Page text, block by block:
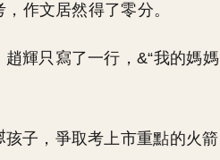
，作文居然得了零分。
趙輝只寫了一行，&“我的媽媽
孩子，爭取考上市重點的火箭